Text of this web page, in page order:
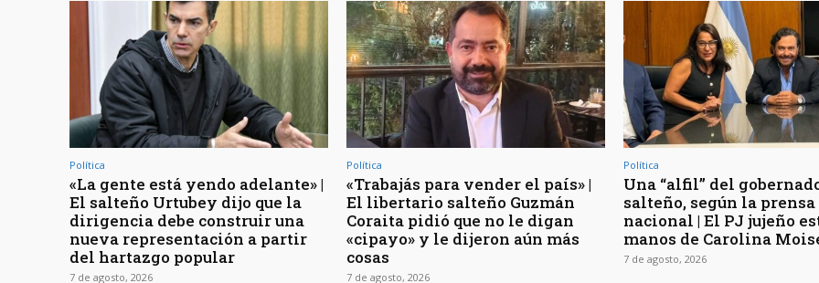
Política
«La gente está yendo adelante» |
El salteño Urtubey dijo que la
dirigencia debe construir una
nueva representación a partir
del hartazgo popular
7 de agosto, 2026
Política
«Trabajás para vender el país» |
El libertario salteño Guzmán
Coraita pidió que no le digan
«cipayo» y le dijeron aún más
cosas
7 de agosto, 2026
Política
Una “alfil” del
salteño, según la prensa
nacional | El PJ jujeño
manos de Carolina
7 de agosto, 2026